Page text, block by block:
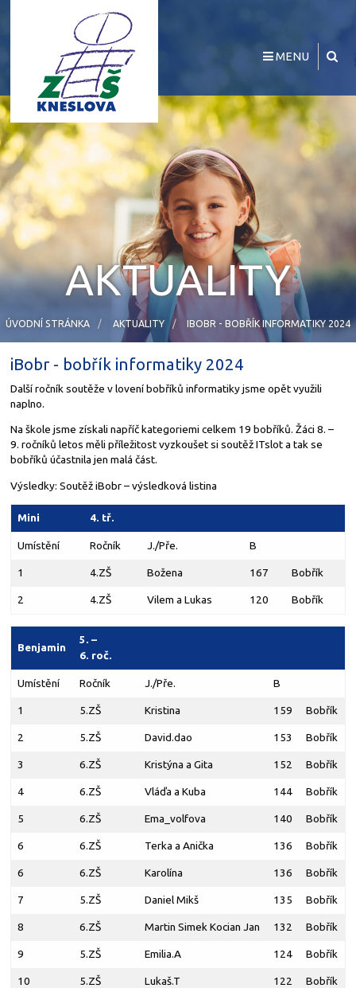
MENU
AKTUALITY
ÚVODNÍ STRÁNKA AKTUALITY IBOBR - BOBŘÍK INFORMATIKY 2024
iBobr - bobřík informatiky 2024
Další ročník soutěže v lovení bobříků informatiky jsme opět využili
naplno.
Na škole jsme získali napříč kategoriemi celkem 19 bobříků. Žáci 8. –
9. ročníků letos měli příležitost vyzkoušet si soutěž ITslot a tak se
bobříků účastnila jen malá část.
Výsledky: Soutěž iBobr – výsledková listina
Mini 4. tř.
Umístění Ročník J./Pře. B
1 4.ZŠ Božena 167 Bobřík
2 4.ZŠ Vilem a Lukas 120 Bobřík
Benjamin
5. –
6. roč.
Umístění Ročník J./Pře. B
1 5.ZŠ Kristina 159 Bobřík
2 5.ZŠ David.dao 153 Bobřík
3 6.ZŠ Kristýna a Gita 152 Bobřík
4 6.ZŠ Vláďa a Kuba 144 Bobřík
5 6.ZŠ Ema_volfova 140 Bobřík
6 6.ZŠ Terka a Anička 136 Bobřík
6 6.ZŠ Karolína 136 Bobřík
7 5.ZŠ Daniel Mikš 135 Bobřík
8 6.ZŠ Martin Simek Kocian Jan 132 Bobřík
9 5.ZŠ Emilia.A 124 Bobřík
10 5.ZŠ Lukaš.T 122 Bobřík